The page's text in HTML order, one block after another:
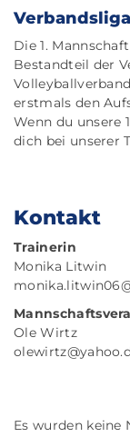
Verbandsliga
Die 1.
Bestandteil der
erstmals den
Wenn du unsere
dich bei unserer
Kontakt
Trainerin
Monika Litwin
Ole Wirtz
Es wurden keine